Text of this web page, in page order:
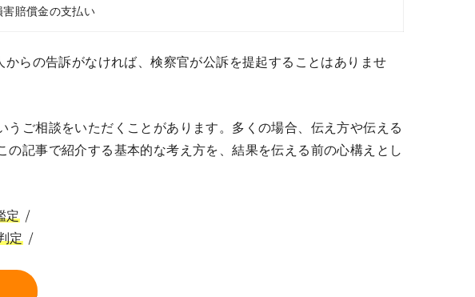
害賠償金の支払い
らの告訴がなければ、検察官が公訴を提起することはありませ
ご相談をいただくことがあります。多くの場合、伝え方や伝える
記事で紹介する基本的な考え方を、結果を伝える前の心構えとし
定
定